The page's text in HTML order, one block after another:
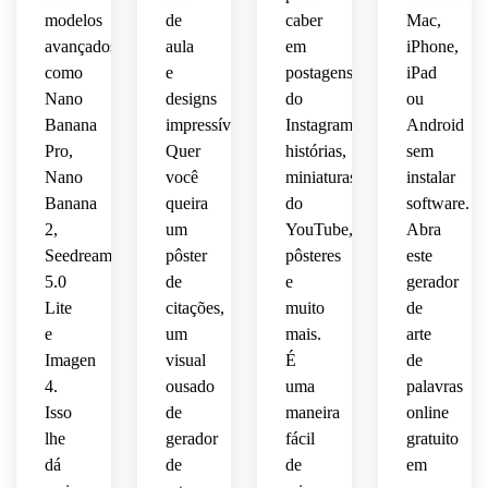
um
amigável
e
criativo
com
bordas
nítidas
e
colocação
de
palavras
polida.
estética
parece
artística
nome.
artística
refinada
e
e de
alta
resolução
para
um
impacto
notável.
modelos
avançados
como
Nano
Banana
Pro,
Nano
Banana
2,
Seedream
5.0
Lite
e
Imagen
4.
Isso
lhe
dá
de
aula
e
designs
impressíveis.
Quer
você
queira
um
pôster
de
citações,
um
visual
ousado
de
gerador
de
caber
em
postagens
do
Instagram,
histórias,
miniaturas
do
YouTube,
pôsteres
e
muito
mais.
É
uma
maneira
fácil
de
Mac,
iPhone,
iPad
ou
Android
sem
instalar
software.
Abra
este
gerador
de
arte
de
palavras
online
gratuito
em